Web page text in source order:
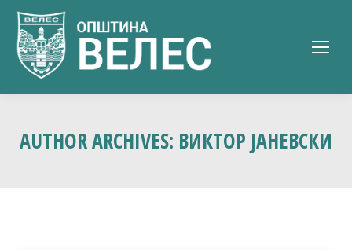
AUTHOR ARCHIVES: ВИКТОР ЈАНЕВСКИ